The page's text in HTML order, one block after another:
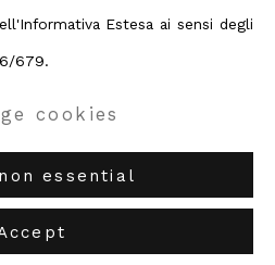
ARTE
11/A, 16121 Genova
Estesa ai sensi degli
679.
cookies
essential